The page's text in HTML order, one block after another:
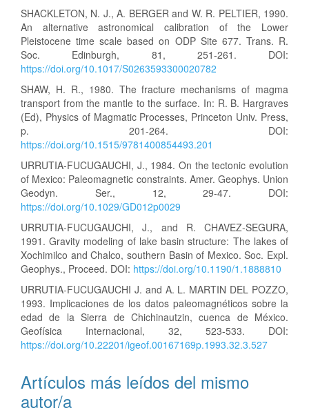
SHACKLETON, N. J., A. BERGER and W. R. PELTIER, 1990.
An alternative astronomical calibration of the Lower
Pleistocene time scale based on ODP Site 677. Trans. R.
Soc. Edinburgh, 81, 251-261. DOI:
https://doi.org/10.1017/S0263593300020782
SHAW, H. R., 1980. The fracture mechanisms of magma
transport from the mantle to the surface. In: R. B. Hargraves
(Ed), Physics of Magmatic Processes, Princeton Univ. Press,
p. 201-264. DOI:
https://doi.org/10.1515/9781400854493.201
URRUTIA-FUCUGAUCHI, J., 1984. On the tectonic evolution
of Mexico: Paleomagnetic constraints. Amer. Geophys. Union
Geodyn. Ser., 12, 29-47. DOI:
https://doi.org/10.1029/GD012p0029
URRUTIA-FUCUGAUCHI, J., and R. CHAVEZ-SEGURA,
1991. Gravity modeling of lake basin structure: The lakes of
Xochimilco and Chalco, southern Basin of Mexico. Soc. Expl.
Geophys., Proceed. DOI: https://doi.org/10.1190/1.1888810
URRUTIA-FUCUGAUCHI J. and A. L. MARTIN DEL POZZO,
1993. Implicaciones de los datos paleomagnéticos sobre la
edad de la Sierra de Chichinautzin, cuenca de México.
Geofísica Internacional, 32, 523-533. DOI:
https://doi.org/10.22201/igeof.00167169p.1993.32.3.527
Artículos más leídos del mismo
autor/a